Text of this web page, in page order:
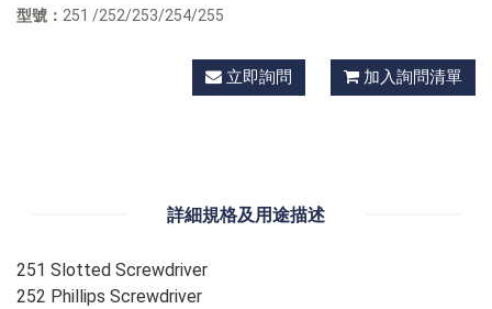
型號： 251 /252/253/254/255
立即詢問 加入詢問清單
詳細規格及用途描述
251 Slotted Screwdriver
252 Phillips Screwdriver